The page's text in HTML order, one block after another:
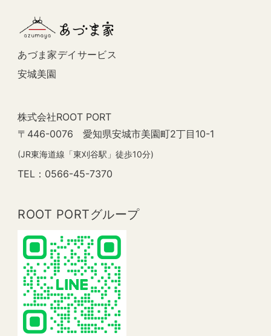
あづま家デイサービス
安城美園
株式会社ROOT PORT
〒446-0076 愛知県安城市美園町2丁目10-1
(JR東海道線「東刈谷駅」徒歩10分)
TEL：0566-45-7370
ROOT PORTグループ